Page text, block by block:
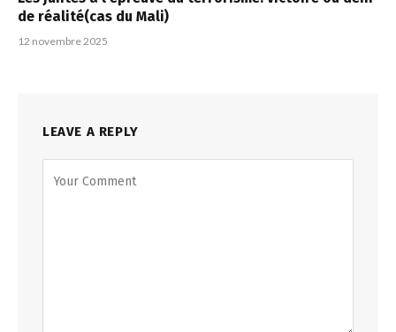
de réalité(cas du Mali)
12 novembre 2025
LEAVE A REPLY